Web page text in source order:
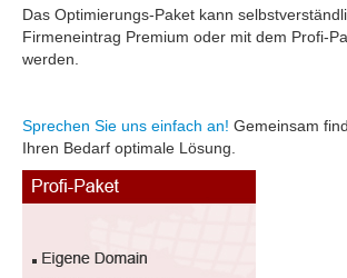
Das Optimierungs-Paket kann
Firmeneintrag Premium oder mit dem Profi-
werden.
Sprechen Sie uns einfach an! Gemeinsam
Ihren Bedarf optimale Lösung.